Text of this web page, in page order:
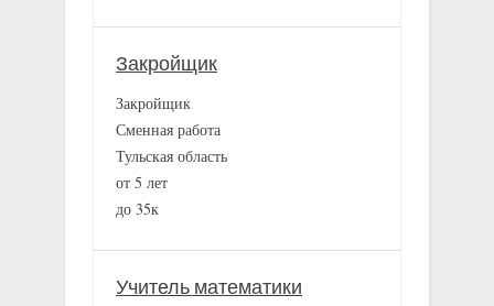
Закройщик
Закройщик
Сменная работа
Тульская область
от 5 лет
до 35к
Учитель математики